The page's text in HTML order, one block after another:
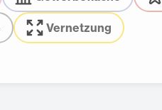
Vernetzung